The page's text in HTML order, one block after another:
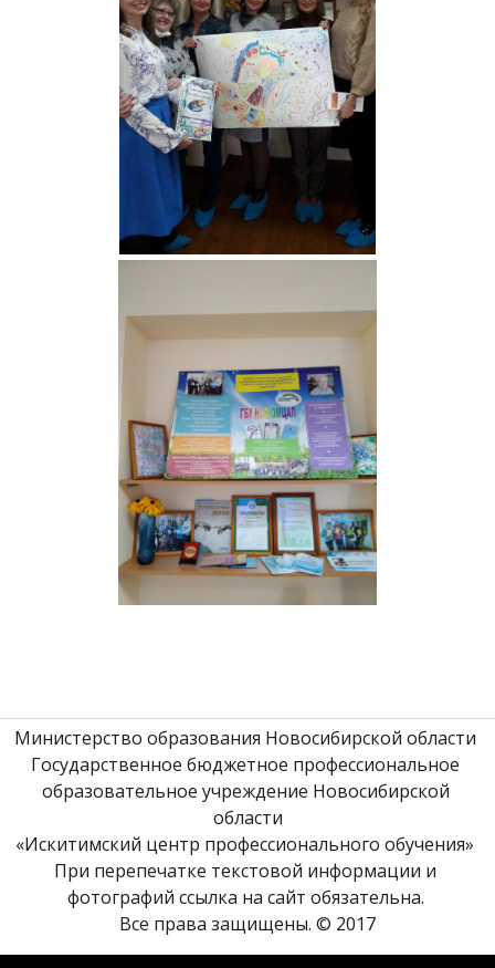
Министерство образования Новосибирской области
Государственное бюджетное профессиональное
образовательное учреждение Новосибирской
области
«Искитимский центр профессионального обучения»
При перепечатке текстовой информации и
фотографий ссылка на сайт обязательна.
Все права защищены. © 2017